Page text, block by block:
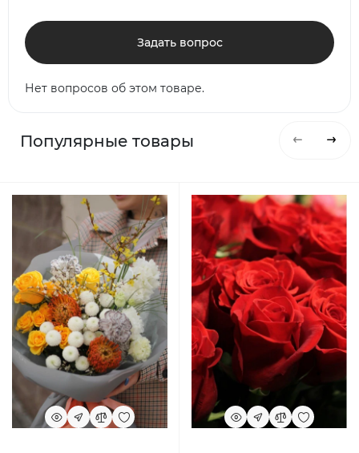
Задать вопрос
Нет вопросов об этом товаре.
Популярные товары